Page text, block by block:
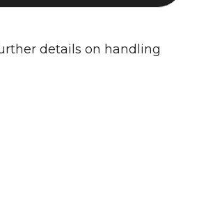
details on handling